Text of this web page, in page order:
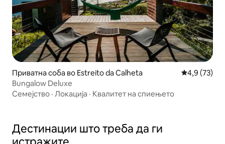
Приватна соба во Estreito da Calheta Просечна
4,9 (73)
Bungalow Deluxe
Семејство · Локација · Квалитет на спиењето
Дестинации што треба да ги